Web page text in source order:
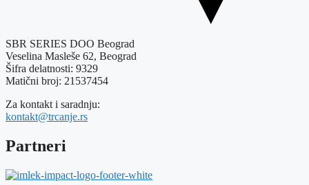
SBR SERIES DOO Beograd
Veselina Masleše 62, Beograd
Šifra delatnosti: 9329
Matični broj: 21537454
Za kontakt i saradnju:
kontakt@trcanje.rs
Partneri